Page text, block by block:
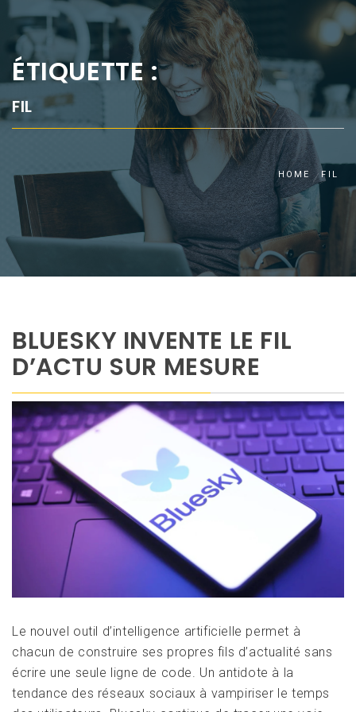
ÉTIQUETTE :
FIL
HOME FIL
BLUESKY INVENTE LE FIL
D’ACTU SUR MESURE
Le nouvel outil d’intelligence artificielle permet à
chacun de construire ses propres fils d’actualité sans
écrire une seule ligne de code. Un antidote à la
tendance des réseaux sociaux à vampiriser le temps